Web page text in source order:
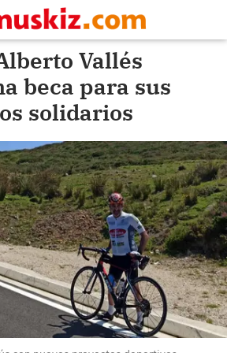
Vallés
beca para sus
solidarios